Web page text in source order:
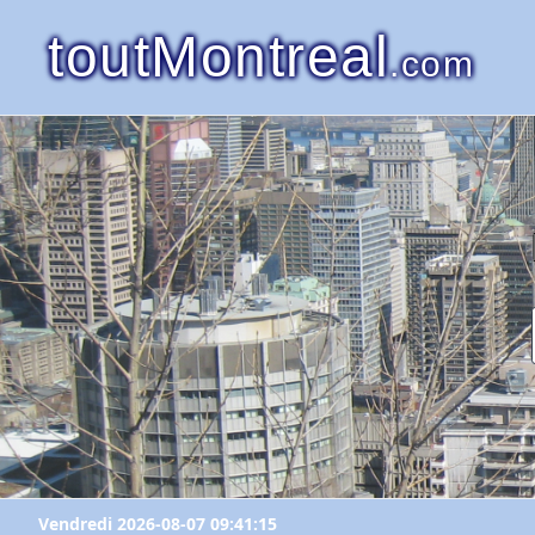
toutMontreal.com
Vendredi 2026-08-07 09:41:15